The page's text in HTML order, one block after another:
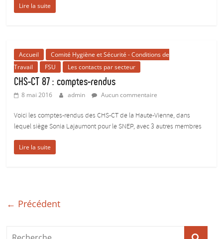
Lire la suite
Accueil
Comité Hygiène et Sécurité - Conditions de
Travail
FSU Les contacts par secteur
CHS-CT 87 : comptes-rendus
8 mai 2016 admin Aucun commentaire
Voici les comptes-rendus des CHS-CT de la Haute-Vienne, dans
lequel siège Sonia Lajaumont pour le SNEP, avec 3 autres membres
Lire la suite
← Précédent